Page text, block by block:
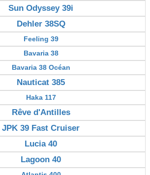
Sun Odyssey 39i
Dehler 38SQ
Feeling 39
Bavaria 38
Bavaria 38 Océan
Nauticat 385
Haka 117
Rêve d'Antilles
JPK 39 Fast Cruiser
Lucia 40
Lagoon 40